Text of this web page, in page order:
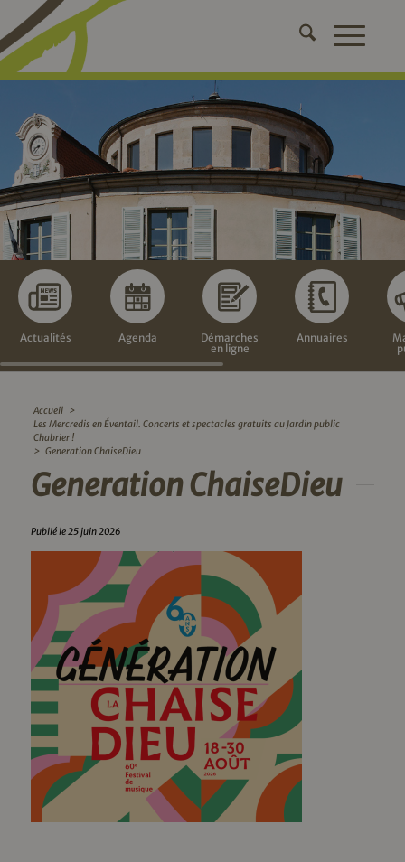
Actualités Agenda
Démarches
en ligne
Annuaires
Accueil >
Les Mercredis en Éventail. Concerts et spectacles gratuits au Jardin public
Chabrier !
> Generation ChaiseDieu
Generation ChaiseDieu
Publié le 25 juin 2026